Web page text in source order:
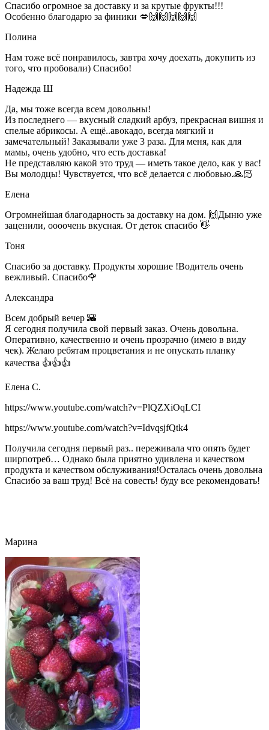
Спасибо огромное за доставку и за крутые фрукты!!!
Особенно благодарю за финики 💋🙌🙌🙌🙌🙌
Полина
Нам тоже всё понравилось, завтра хочу доехать, докупить из
того, что пробовали) Спасибо!
Надежда Ш
Да, мы тоже всегда всем довольны!
Из последнего — вкусный сладкий арбуз, прекрасная вишня и
спелые абрикосы. А ещё..авокадо, всегда мягкий и
замечательный! Заказывали уже 3 раза. Для меня, как для
мамы, очень удобно, что есть доставка!
Не представляю какой это труд — иметь такое дело, как у вас!
Вы молодцы! Чувствуется, что всё делается с любовью.🙏🏻
Елена
Огромнейшая благодарность за доставку на дом. 🙌Дыню уже
заценили, оооочень вкусная. От деток спасибо 👋
Тоня
Спасибо за доставку. Продукты хорошие !Водитель очень
вежливый. Спасибо🌹
Александра
Всем добрый вечер 🌇
Я сегодня получила свой первый заказ. Очень довольна.
Оперативно, качественно и очень прозрачно (имею в виду
чек). Желаю ребятам процветания и не опускать планку
качества 👍👍👍
Елена С.
https://www.youtube.com/watch?v=PlQZXiOqLCI
https://www.youtube.com/watch?v=IdvqsjfQtk4
Получила сегодня первый раз.. переживала что опять будет
ширпотреб… Однако была приятно удивлена и качеством
продукта и качеством обслуживания!Осталась очень довольна
Спасибо за ваш труд! Всё на совесть! буду все рекомендовать!
Марина